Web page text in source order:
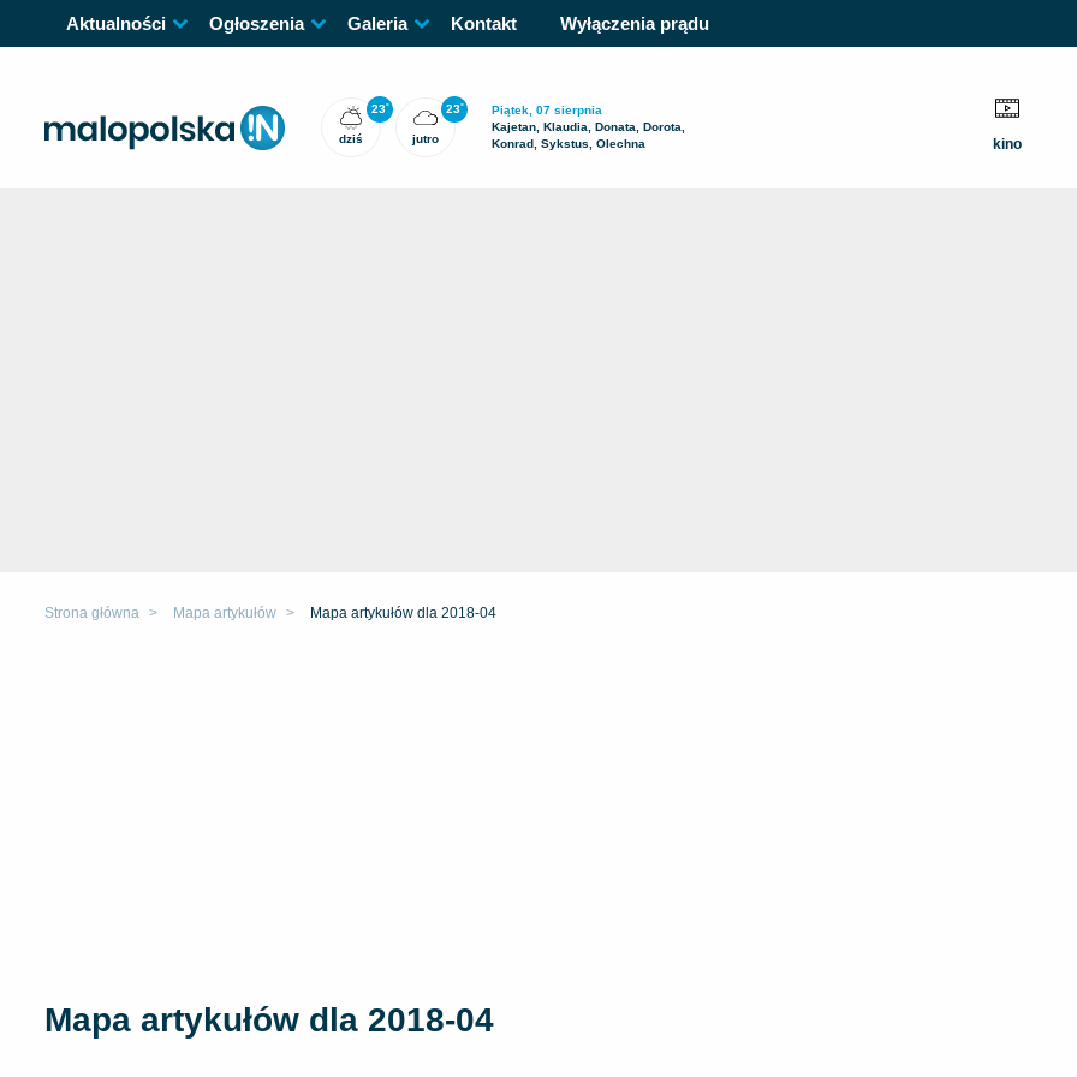
Aktualności Ogłoszenia Galeria Kontakt Wyłączenia prądu
23°
dziś
23°
jutro
Piątek, 07 sierpnia
Kajetan, Klaudia, Donata, Dorota,
Konrad, Sykstus, Olechna
kino
Strona główna Mapa artykułów Mapa artykułów dla 2018-04
Mapa artykułów dla 2018-04